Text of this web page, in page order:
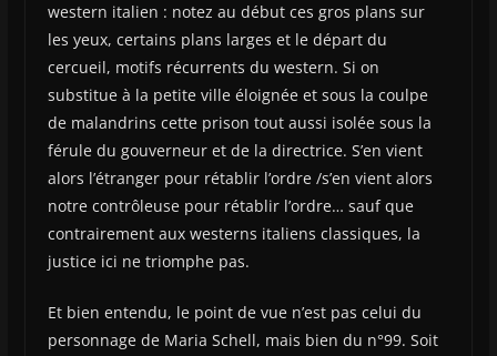
western italien : notez au début ces gros plans sur
les yeux, certains plans larges et le départ du
cercueil, motifs récurrents du western. Si on
substitue à la petite ville éloignée et sous la coulpe
de malandrins cette prison tout aussi isolée sous la
férule du gouverneur et de la directrice. S’en vient
alors l’étranger pour rétablir l’ordre /s’en vient alors
notre contrôleuse pour rétablir l’ordre… sauf que
contrairement aux westerns italiens classiques, la
justice ici ne triomphe pas.
Et bien entendu, le point de vue n’est pas celui du
personnage de Maria Schell, mais bien du n°99. Soit